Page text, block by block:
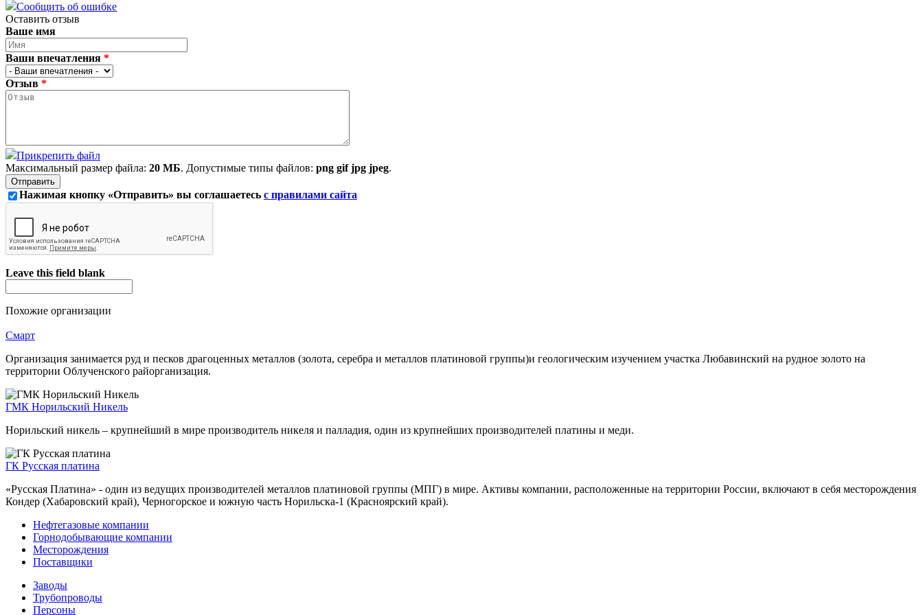
Сообщить об ошибке
Оставить отзыв
Ваше имя
Ваши впечатления *
Отзыв *
Прикрепить файл
Максимальный размер файла: 20 МБ. Допустимые типы файлов: png gif jpg jpeg.
Нажимая кнопку «Отправить» вы соглашаетесь с правилами сайта
Leave this field blank
Похожие организации
Смарт
Организация занимается руд и песков драгоценных металлов (золота, серебра и металлов платиновой группы)и геологическим изучением участка Любавинский на рудное золото на
территории Облученского райорганизация.
ГМК Норильский Никель
Норильский никель – крупнейший в мире производитель никеля и палладия, один из крупнейших производителей платины и меди.
ГК Русская платина
«Русская Платина» - один из ведущих производителей металлов платиновой группы (МПГ) в мире. Активы компании, расположенные на территории России, включают в себя месторождения
Кондер (Хабаровский край), Черногорское и южную часть Норильска-1 (Красноярский край).
Нефтегазовые компании
Горнодобывающие компании
Месторождения
Поставщики
Заводы
Трубопроводы
Персоны